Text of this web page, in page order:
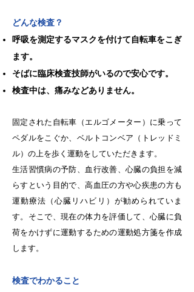
どんな検査？
呼吸を測定するマスクを付けて自転車をこぎ
ます。
そばに臨床検査技師がいるので安心です。
検査中は、痛みなどありません。
固定された自転車（エルゴメーター）に乗って
ペダルをこぐか、ベルトコンベア（トレッドミ
ル）の上を歩く運動をしていただきます。
生活習慣病の予防、血行改善、心臓の負担を減
らすという目的で、高血圧の方や心疾患の方も
運動療法（心臓リハビリ）が勧められていま
す。そこで、現在の体力を評価して、心臓に負
荷をかけずに運動するための運動処方箋を作成
します。
検査でわかること